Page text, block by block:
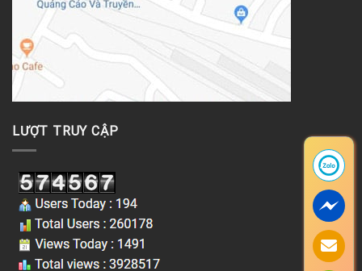
LƯỢT TRUY CẬP